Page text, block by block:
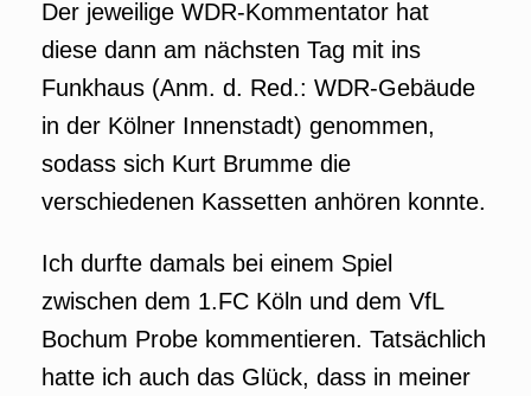
Der jeweilige WDR-Kommentator hat
diese dann am nächsten Tag mit ins
Funkhaus (Anm. d. Red.: WDR-Gebäude
in der Kölner Innenstadt) genommen,
sodass sich Kurt Brumme die
verschiedenen Kassetten anhören konnte.
Ich durfte damals bei einem Spiel
zwischen dem 1.FC Köln und dem VfL
Bochum Probe kommentieren. Tatsächlich
hatte ich auch das Glück, dass in meiner